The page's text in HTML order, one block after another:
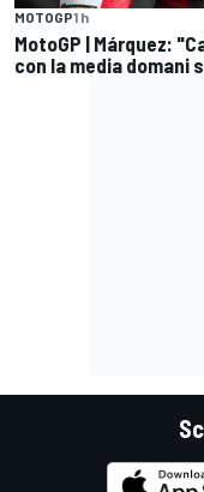
MOTOGP1 h
MotoGP | Márquez:
con la media domani